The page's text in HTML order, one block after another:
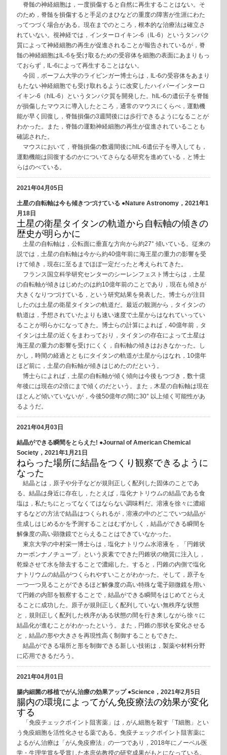
脊髄の神経細胞は，一度損傷すると自然に再生することはない。そ
のため，脊髄を損傷すると手足のまひなどの重度の障害が生涯にわた
ってつづく場合がある。現在までのところ，根本的な治療法は確立さ
れていない。視神経では，インターロイキン-6（IL-6）というタンパク
質によって神経細胞の再生が促進されることが報告されているが，脊
髄の神経細胞はIL-6を受け取るための受容体を細胞の表面にあまりもっ
ておらず，IL-6によって再生することはない。
今回，ボーフム大学のライビンガー博士らは，IL-6の受容体をあまり
もたない神経細胞でも受け取れるように改変したハイパーインターロ
イキン-6（hIL-6）というタンパク質を開発した。hIL-6の遺伝子を脊髄
が損傷したマウスに導入したところ，通常のマウスにくらべ，運動機
能が早く回復し，脊髄損傷の3週間後には歩行できるようになることが
わかった。また，脊髄の運動神経細胞の再生が促進されていることも
確認された。
マウスにおいて，脊髄損傷の数週間後にhIL-6遺伝子を導入しても，
運動機能は回復するのかについてさらなる研究を進めている，と博士
らはのべている。
2021年04月05日
土星の自転軸は今も傾きつづけている ●Nature Astronomy，2021年1
月18日
土星の衛星タイタンの軌道から自転軸の傾きの
歴史が明らかに
土星の自転軸は，公転面に垂直な方向から約27° 傾いている。従来の
説では，土星の自転軸は今から約40億年前に海王星の重力の影響を受
けて傾き，現在に至るまでほぼ一定だったと考えられてきた。
フランス国立科学研究センターのシーレンフェスト博士らは，土星
の自転軸が傾きはじめたのは約10億年前のことであり，現在も傾きが
大きくなりつづけている，という研究結果を発表した。博士らが注目
したのは土星の衛星タイタンの軌道だ。最近の観測から，タイタンの
軌道は，予想されていたよりも速い速度で土星からはなれていってい
ることが明らかになってきた。博士らの計算によれば，40億年前，タ
イタンは土星の近くをまわっており，タイタンの存在によって土星は
海王星の重力の影響を受けにくく，自転軸の傾きはおきなかった。し
かし，時間の経過とともにタイタンの軌道が土星からはなれ，10億年
ほど前に，土星の自転軸が傾きはじめたのだという。
博士らによれば，土星の自転軸が傾く傾向は今後もつづき，数十億
年後には現在の2倍にまで傾くのだという。また，木星の自転軸は現在
ほとんど傾いていないが，今後50億年の間に30° 以上傾く可能性があ
るようだ。
2021年04月03日
結晶ができる瞬間をとらえた! ●Journal of American Chemical
Society，2021年1月21日
ねらった場所に結晶をつくり観察できるように
なった
結晶とは，原子や分子などが規則正しく配列した固体のことであ
る。結晶は身近に存在し，たとえば，塩化ナトリウムの結晶である食
塩は，私たちにとってなくてはならない調味料だ。溶液を徐々に濃縮
するなどの方法で結晶はつくられるが，溶液の中のどこでいつ結晶が
生成しはじめるかを予測することはむずかしく，結晶ができる瞬間を
解像度の高い顕微鏡でとらえることはできていなかった。
東京大学の中村栄一博士らは，塩化ナトリウム水溶液を，「円錐状
カーボンナノチューブ」という炭素でできた円錐状の物質に注入し，
乾燥させて水を除去することで濃縮した。すると，円錐の内側で塩化
ナトリウムの結晶がつくられやすいことがわかった。そして，原子を
一つ一つ見ることができるほど解像度の高い特殊な電子顕微鏡を用い
て円錐の内部を観察することで，結晶ができる瞬間をはじめてとらえ
ることに成功した。原子が規則正しく配列していない無秩序な状態
と，規則正しく配列した秩序がある状態の間を行き来しながら徐々に
結晶化が進むことがわかったという。また，円錐の形状を変化させる
と，結晶の形や大きさを再現性高く制御することもできた。
結晶ができる場所と形を制御できる新しい技術は，製薬や材料分野
に応用できるだろう。
2021年04月01日
腸内細菌の移植でがん治療の効果アップ ●Science，2021年2月5日
腸内の環境によってがん免疫療法の効果が変化
する
「免疫チェックポイント阻害薬」は，がん細胞を殺す「T細胞」とい
う免疫細胞を活性化させる薬である。免疫チェックポイント阻害薬に
よるがん治療は「がん免疫療法」の一つであり，2018年にノーベル医
学・生理学賞を受賞した本庶佑教授の研究成果がもとになっている。